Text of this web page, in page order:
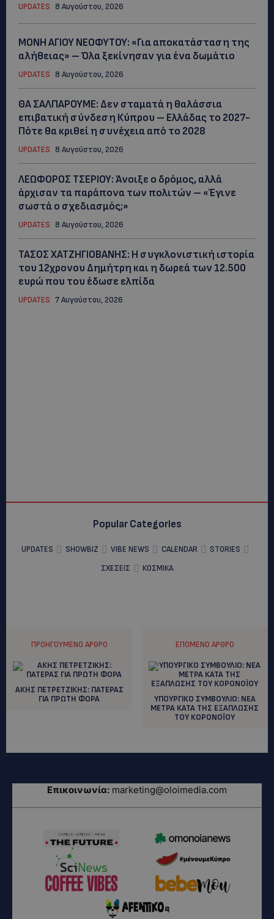
UPDATES 8 Αυγούστου, 2026
ΜΟΝΗ ΑΓΙΟΥ ΝΕΟΦΥΤΟΥ: «Για αποκατάσταση της
αλήθειας» – Όλα ξεκίνησαν για ένα δωμάτιο
UPDATES 8 Αυγούστου, 2026
ΘΑ ΣΑΛΠΑΡΟΥΜΕ: Δεν σταματά η θαλάσσια
επιβατική σύνδεση Κύπρου – Ελλάδας το 2027-
Πότε θα κριθεί η συνέχεια από το 2028
UPDATES 8 Αυγούστου, 2026
ΛΕΩΦΟΡΟΣ ΤΣΕΡΙΟΥ: Άνοιξε ο δρόμος, αλλά
άρχισαν τα παράπονα των πολιτών – «Έγινε
σωστά ο σχεδιασμός;»
UPDATES 8 Αυγούστου, 2026
ΤΑΣΟΣ ΧΑΤΖΗΓΙΟΒΑΝΗΣ: Η συγκλονιστική ιστορία
του 12χρονου Δημήτρη και η δωρεά των 12.500
ευρώ που του έδωσε ελπίδα
UPDATES 7 Αυγούστου, 2026
Popular Categories
UPDATES SHOWBIZ VIBE NEWS CALENDAR
STORIES
ΣΧΕΣΕΙΣ
ΚΟΣΜΙΚΑ
ΠΡΟΗΓΟΎΜΕΝΟ ΆΡΘΡΟ
ΑΚΗΣ ΠΕΤΡΕΤΖΙΚΗΣ: ΠΑΤΕΡΑΣ
ΓΙΑ ΠΡΩΤΗ ΦΟΡΑ
ΕΠΌΜΕΝΟ ΆΡΘΡΟ
ΥΠΟΥΡΓΙΚΟ ΣΥΜΒΟΥΛΙΟ: ΝΕΑ
ΜΕΤΡΑ ΚΑΤΑ ΤΗΣ ΕΞΑΠΛΩΣΗΣ
ΤΟΥ ΚΟΡΟΝΟΪΟΥ
Επικοινωνία: marketing@oloimedia.com